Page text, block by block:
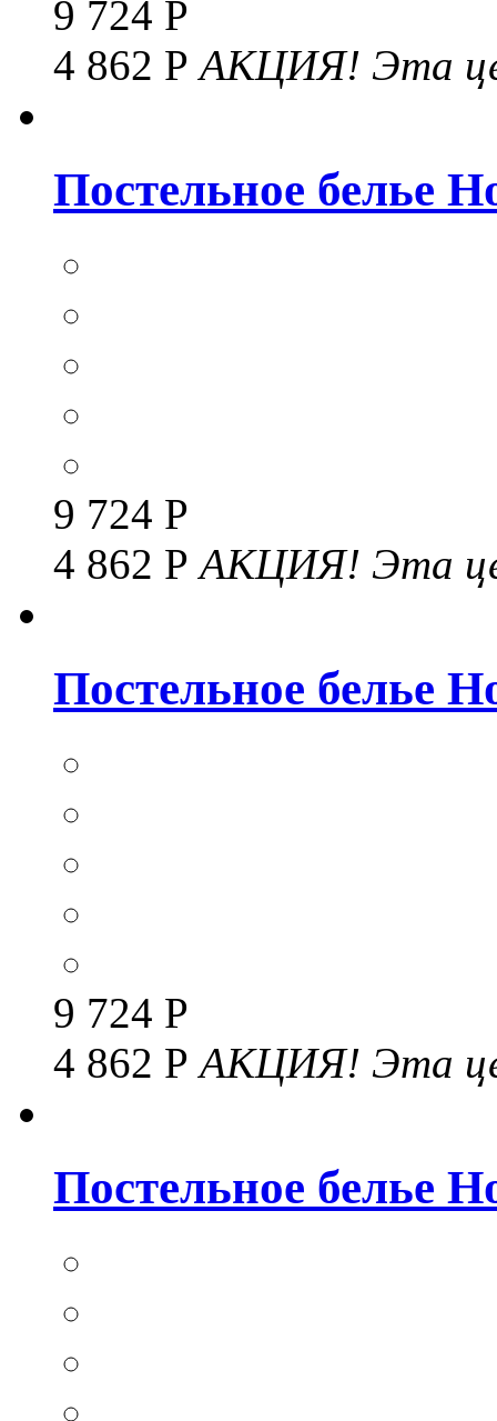
9 724 Р
4 862 РАКЦИЯ! Эта
Постельное белье
9 724 Р
4 862 РАКЦИЯ! Эта
Постельное белье
9 724 Р
4 862 РАКЦИЯ! Эта
Постельное белье